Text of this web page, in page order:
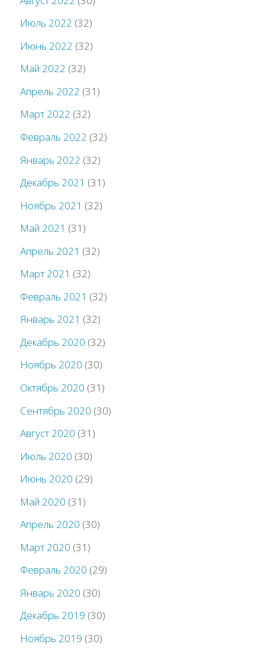
Июль 2022 (32)
Июнь 2022 (32)
Май 2022 (32)
Апрель 2022 (31)
Март 2022 (32)
Февраль 2022 (32)
Январь 2022 (32)
Декабрь 2021 (31)
Ноябрь 2021 (32)
Май 2021 (31)
Апрель 2021 (32)
Март 2021 (32)
Февраль 2021 (32)
Январь 2021 (32)
Декабрь 2020 (32)
Ноябрь 2020 (30)
Октябрь 2020 (31)
Сентябрь 2020 (30)
Август 2020 (31)
Июль 2020 (30)
Июнь 2020 (29)
Май 2020 (31)
Апрель 2020 (30)
Март 2020 (31)
Февраль 2020 (29)
Январь 2020 (30)
Декабрь 2019 (30)
Ноябрь 2019 (30)